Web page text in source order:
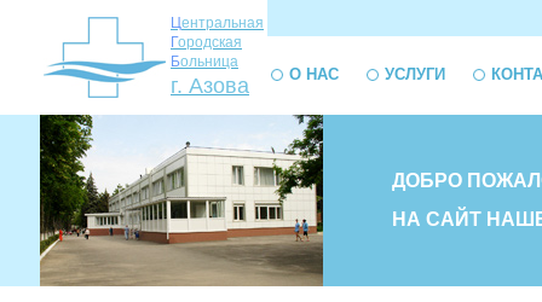
Центральная
Городская
Больница
г. Азова О НАС УСЛУГИ
ДОБРО
НА САЙТ